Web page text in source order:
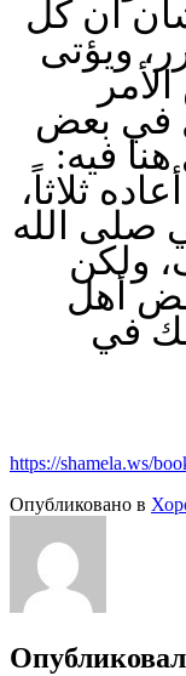
أن كل
ويؤتى
في بعض
فيه:
ثلاثاً،
صلى الله
ولكن
أهل
في
https://shamela.ws/
Опубликовано в
Опубликовал